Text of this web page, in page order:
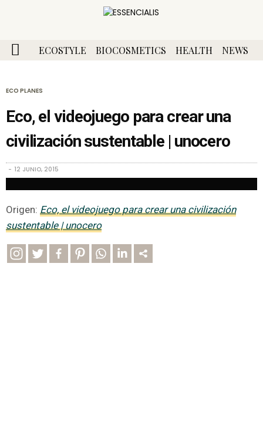
ECOSTYLE BIOCOSMETICS HEALTH NEWS
ECO PLANES
Eco, el videojuego para crear una
civilización sustentable | unocero
12 JUNIO, 2015
Origen: Eco, el videojuego para crear una civilización
sustentable | unocero